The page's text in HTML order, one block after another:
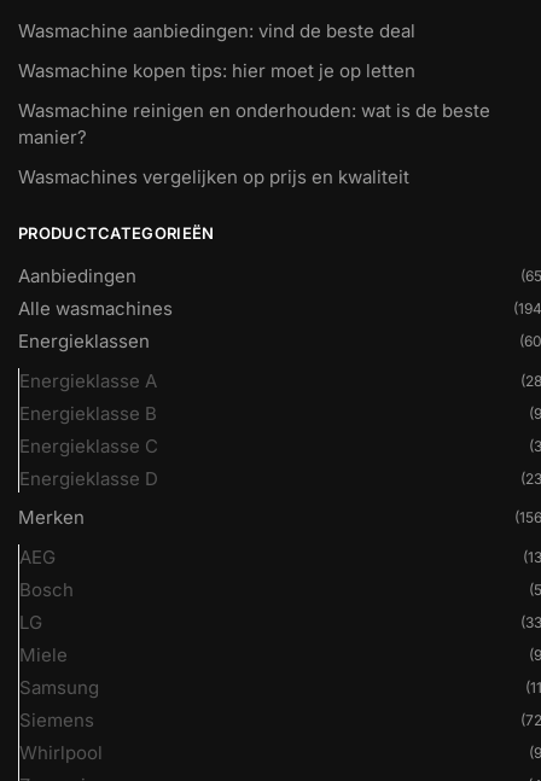
Wasmachine aanbiedingen: vind de beste deal
Wasmachine kopen tips: hier moet je op letten
Wasmachine reinigen en onderhouden: wat is de beste
manier?
Wasmachines vergelijken op prijs en kwaliteit
PRODUCTCATEGORIEËN
Aanbiedingen
Alle wasmachines
Energieklassen
Energieklasse A
Energieklasse B
Energieklasse C
Energieklasse D
Merken
AEG
Bosch
LG
Miele
Samsung
Siemens
Whirlpool